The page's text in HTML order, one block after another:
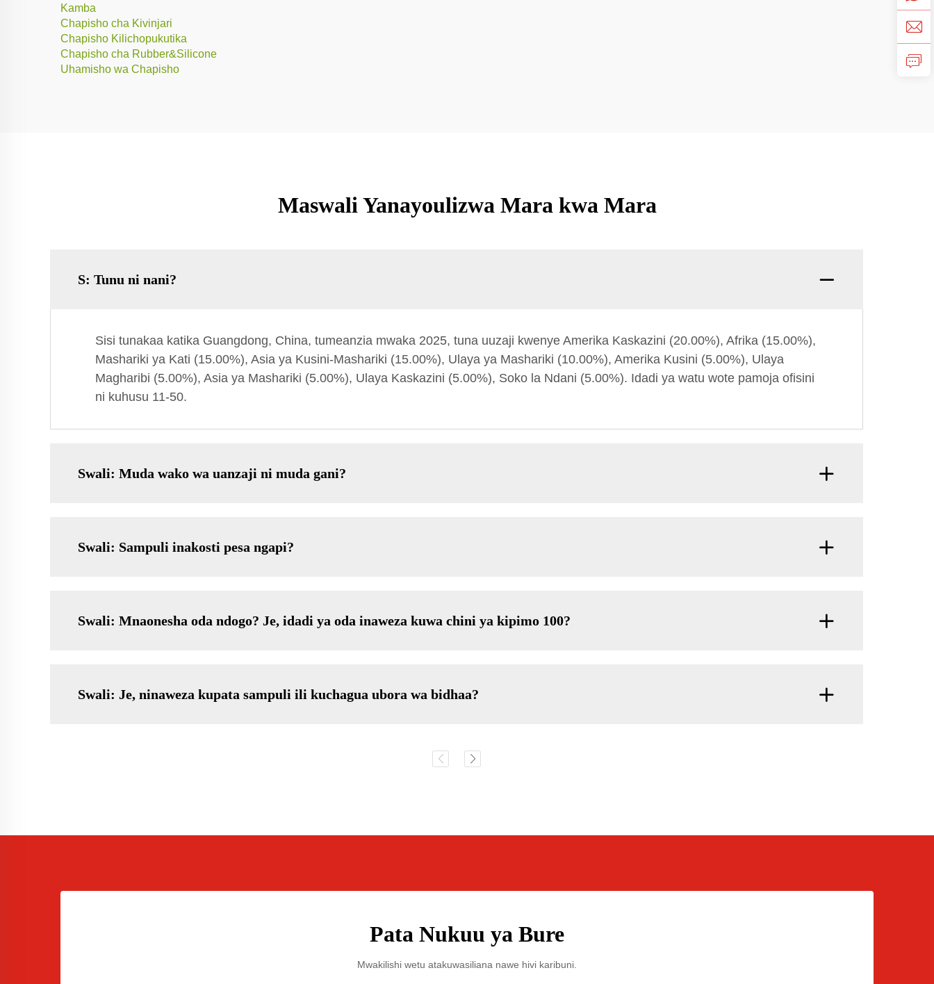
Kamba
Chapisho cha Kivinjari
Chapisho Kilichopukutika
Chapisho cha Rubber&Silicone
Uhamisho wa Chapisho
Maswali Yanayoulizwa Mara kwa Mara
S: Tunu ni nani?
Sisi tunakaa katika Guangdong, China, tumeanzia mwaka 2025, tuna uuzaji kwenye Amerika Kaskazini (20.00%), Afrika (15.00%),
Mashariki ya Kati (15.00%), Asia ya Kusini-Mashariki (15.00%), Ulaya ya Mashariki (10.00%), Amerika Kusini (5.00%), Ulaya
Magharibi (5.00%), Asia ya Mashariki (5.00%), Ulaya Kaskazini (5.00%), Soko la Ndani (5.00%). Idadi ya watu wote pamoja ofisini
ni kuhusu 11-50.
Swali: Muda wako wa uanzaji ni muda gani?
Swali: Sampuli inakosti pesa ngapi?
Swali: Mnaonesha oda ndogo? Je, idadi ya oda inaweza kuwa chini ya kipimo 100?
Swali: Je, ninaweza kupata sampuli ili kuchagua ubora wa bidhaa?
Pata Nukuu ya Bure
Mwakilishi wetu atakuwasiliana nawe hivi karibuni.